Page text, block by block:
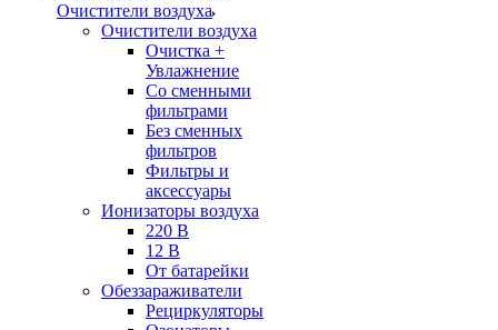
Очистители воздуха
Очистители воздуха
Очистка +
Увлажнение
Cо сменными
фильтрами
Без сменных
фильтров
Фильтры и
аксессуары
Ионизаторы воздуха
220 В
12 В
От батарейки
Обеззараживатели
Рециркуляторы